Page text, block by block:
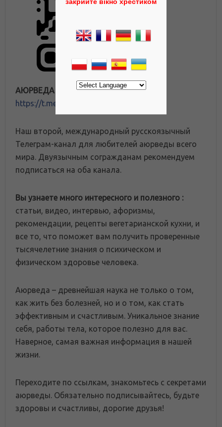
АЮРВЕДА ПОРТАЛ
https://t.me/ayurveda_rosa
Наш второй, международный русскоязычный
Телеграм-канал для любителей аюрведы всего
мира. Двуязычным согражданам рекомендуем
подписаться на оба канала.
Вы узнаете много интересного и полезного :
статьи, видео, интервью, афоризмы,
рекомендации, рецепты вегетарианской кухни, и
все то, что поможет вам получить проверенные
тысячелетние знания о психическом и
физическом здоровье человека.
Аюрведа – древнейшая наука не только о том,
как жить без болезней, но и о том, как стать
эффективным и счастливым. Уникальное знание
себя, работы тела, которое полезно для вас.
Наверное, самая важная информация в нашей
жизни.
Переходите по ссылкам, знакомьтесь с секретами
аюрведы. Обязательно подписывайтесь, будьте
здоровы и счастливы, дорогие друзья!
закрийте вікно хрестиком